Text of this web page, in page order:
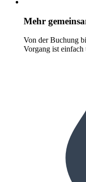
Mehr
Von der Buchung
Vorgang ist